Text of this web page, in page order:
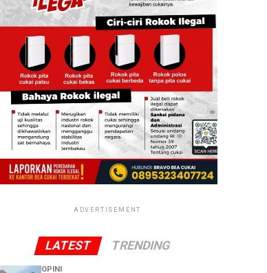
ADVERTISEMENT
LATEST TRENDING
OPINI